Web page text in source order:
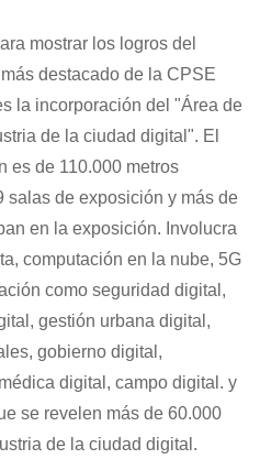
mostrar los logros del
destacado de la CPSE
la incorporación del "Área de
de la ciudad digital". El
es de 110.000 metros
salas de exposición y más de
en la exposición. Involucra
computación en la nube, 5G
como seguridad digital,
gestión urbana digital,
gobierno digital,
digital, campo digital. y
se revelen más de 60.000
de la ciudad digital.